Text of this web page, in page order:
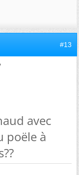
#13
avec
poële à